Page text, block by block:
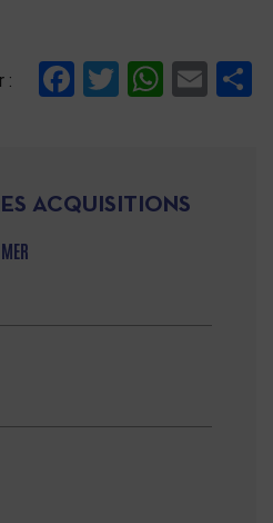
: Facebook
Twitter
ACQUISITIONS